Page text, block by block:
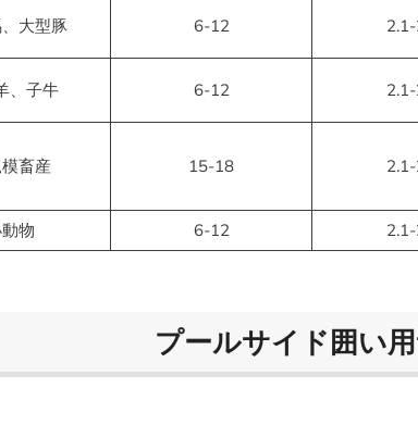
大型豚 6-12
、子牛 6-12
畜産 15-18
物 6-12
プールサイド囲い